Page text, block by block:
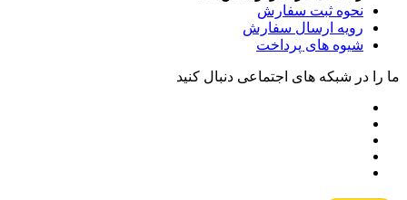
نحوه ثبت سفارش
رویه ارسال سفارش
شیوه های پرداخت
ما را در شبکه های اجتماعی دنبال کنید